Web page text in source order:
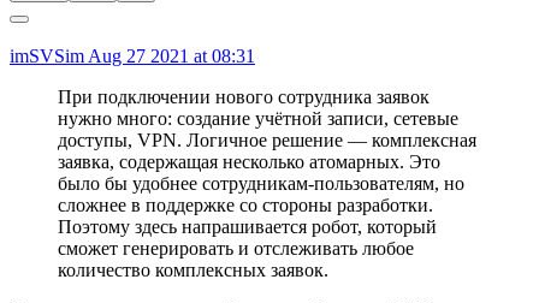
imSVSim Aug 27 2021 at 08:31
При подключении нового сотрудника заявок
нужно много: создание учётной записи, сетевые
доступы, VPN. Логичное решение — комплексная
заявка, содержащая несколько атомарных. Это
было бы удобнее сотрудникам-пользователям, но
сложнее в поддержке со стороны разработки.
Поэтому здесь напрашивается робот, который
сможет генерировать и отслеживать любое
количество комплексных заявок.